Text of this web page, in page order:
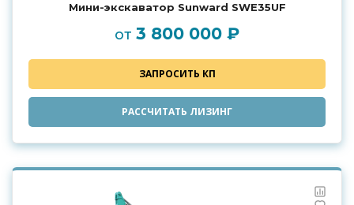
Мини-экскаватор Sunward SWE35UF
от 3 800 000 ₽
ЗАПРОСИТЬ КП
РАССЧИТАТЬ ЛИЗИНГ